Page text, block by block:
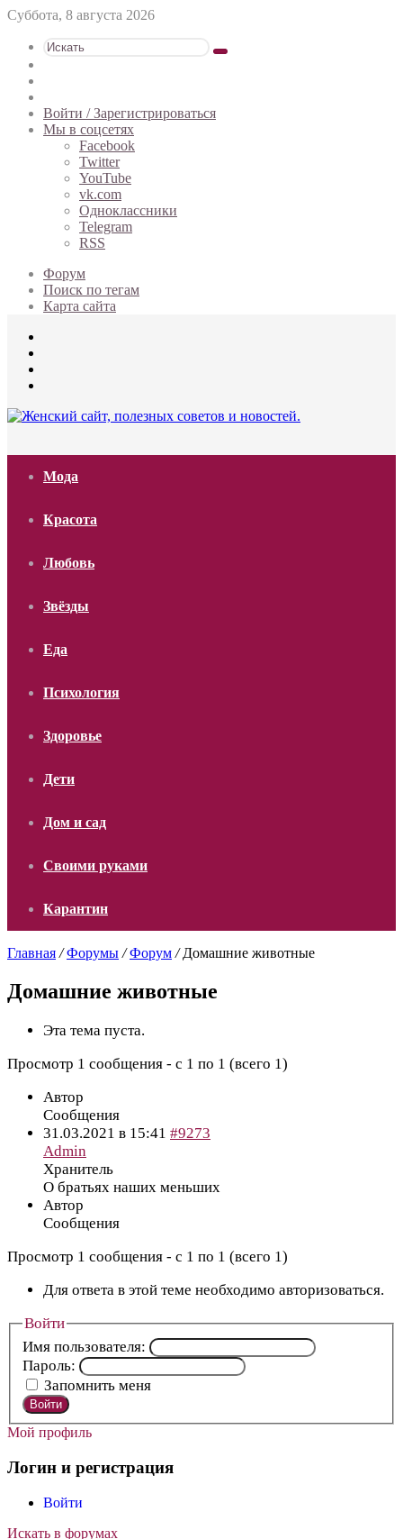
Суббота, 8 августа 2026
Искать
статья
Войти / Зарегистрироваться
Мы в соцсетях
Facebook
Twitter
YouTube
vk.com
Одноклассники
Telegram
RSS
Форум
Поиск по тегам
Карта сайта
Мода
Красота
Любовь
Звёзды
Еда
Психология
Здоровье
Дети
Дом и сад
Своими руками
Карантин
Главная / Форумы / Форум / Домашние животные
Домашние животные
Эта тема пуста.
Просмотр 1 сообщения - с 1 по 1 (всего 1)
Автор
Сообщения
31.03.2021 в 15:41 #9273
Admin
Хранитель
О братьях наших меньших
Автор
Сообщения
Просмотр 1 сообщения - с 1 по 1 (всего 1)
Для ответа в этой теме необходимо авторизоваться.
Войти
Имя пользователя:
Пароль:
Запомнить меня
Войти
Мой профиль
Логин и регистрация
Войти
Искать в форумах